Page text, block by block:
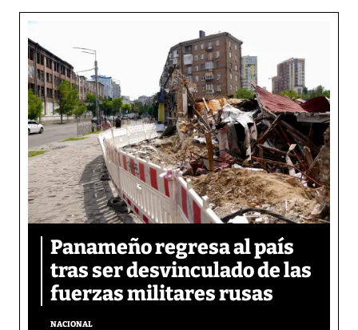
Panameño regresa al país
tras ser desvinculado de las
fuerzas militares rusas
NACIONAL